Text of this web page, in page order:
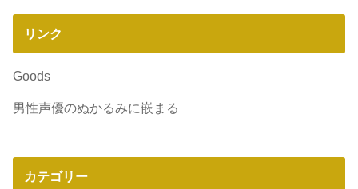
リンク
Goods
男性声優のぬかるみに嵌まる
カテゴリー